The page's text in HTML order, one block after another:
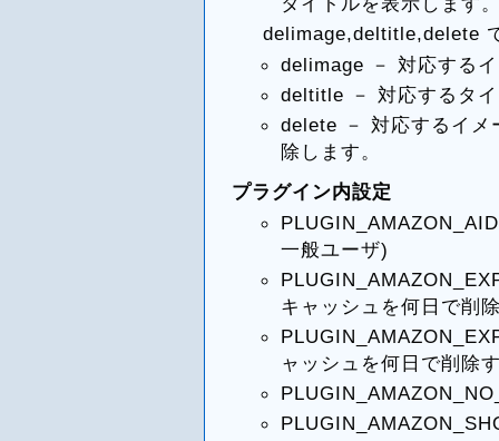
delimage,deltitle,delete
delimage － 対応する
deltitle － 対応するタ
delete － 対応するイメ
除します。
プラグイン内設定
一般ユーザ)
キャッシュを何日で削
ャッシュを何日で削除